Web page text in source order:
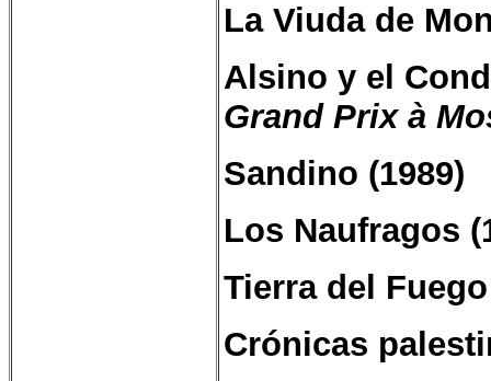
La Viuda de
Alsino y el
Grand Prix à
Sandino (1989)
Los Naufragos
Tierra del
Crónicas